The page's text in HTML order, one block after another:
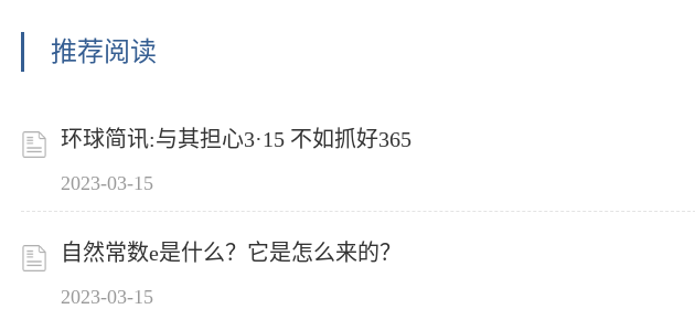
推荐阅读
环球简讯:与其担心3·15 不如抓好365
2023-03-15
自然常数e是什么？它是怎么来的？
2023-03-15